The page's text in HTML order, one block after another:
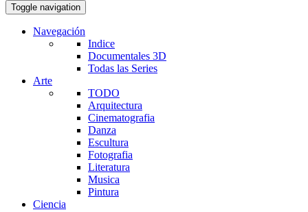
Toggle navigation
Navegación
Indice
Documentales 3D
Todas las Series
Arte
TODO
Arquitectura
Cinematografia
Danza
Escultura
Fotografia
Literatura
Musica
Pintura
Ciencia